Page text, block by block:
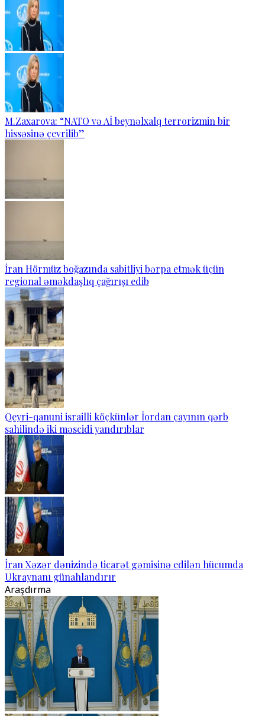
M.Zaxarova: “NATO və Aİ beynəlxalq terrorizmin bir
hissəsinə çevrilib”
İran Hörmüz boğazında sabitliyi bərpa etmək üçün
regional əməkdaşlıq çağırışı edib
Qeyri-qanuni israilli köçkünlər İordan çayının qərb
sahilində iki məscidi yandırıblar
İran Xəzər dənizində ticarət gəmisinə edilən hücumda
Ukraynanı günahlandırır
Araşdırma